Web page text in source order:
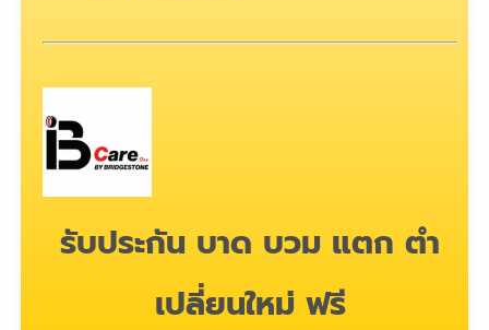
รับประกัน บาด บวม แตก ตำ
เปลี่ยนใหม่ ฟรี